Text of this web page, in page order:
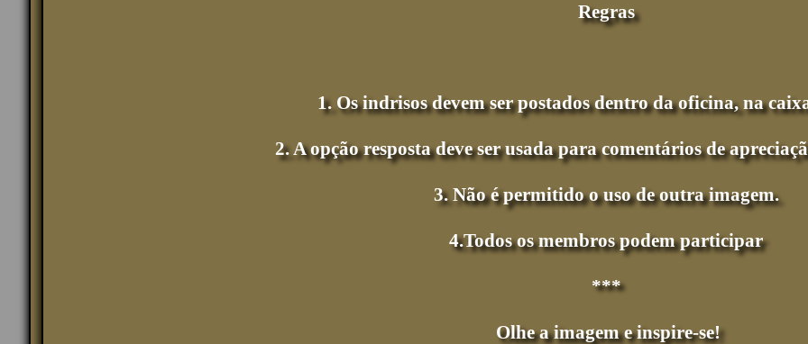
Regras
1. Os indrisos devem ser postados dentro da oficina, na
2. A opção resposta deve ser usada para comentários de
3. Não é permitido o uso de outra imagem.
4.Todos os membros podem participar
***
Olhe a imagem e inspire-se!